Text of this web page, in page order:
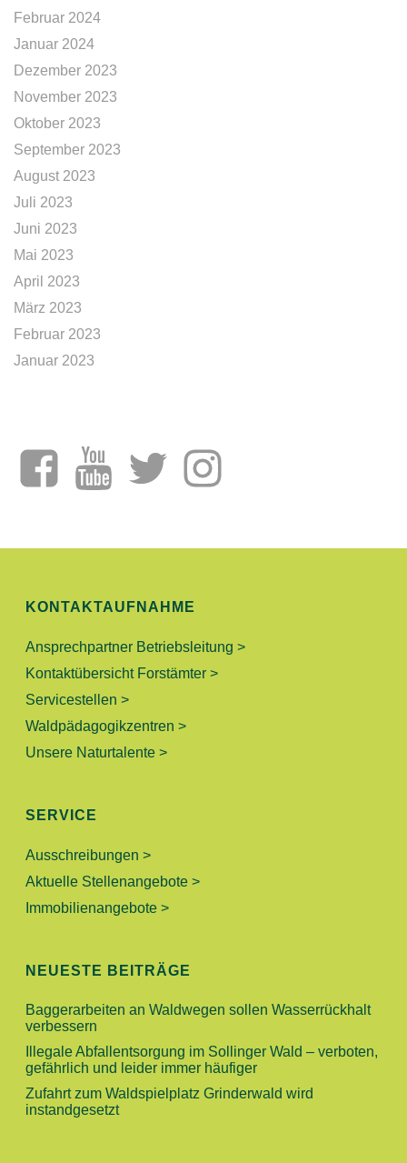
Februar 2024
Januar 2024
Dezember 2023
November 2023
Oktober 2023
September 2023
August 2023
Juli 2023
Juni 2023
Mai 2023
April 2023
März 2023
Februar 2023
Januar 2023
KONTAKTAUFNAHME
Ansprechpartner Betriebsleitung >
Kontaktübersicht Forstämter >
Servicestellen >
Waldpädagogikzentren >
Unsere Naturtalente >
SERVICE
Ausschreibungen >
Aktuelle Stellenangebote >
Immobilienangebote >
NEUESTE BEITRÄGE
Baggerarbeiten an Waldwegen sollen Wasserrückhalt
verbessern
Illegale Abfallentsorgung im Sollinger Wald – verboten,
gefährlich und leider immer häufiger
Zufahrt zum Waldspielplatz Grinderwald wird
instandgesetzt